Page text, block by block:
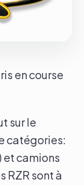
en course
sur le
catégories:
et camions
RZR sont à